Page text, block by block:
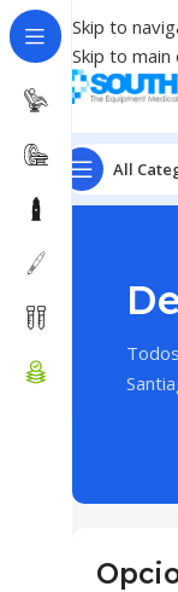
Skip to
Skip to
All